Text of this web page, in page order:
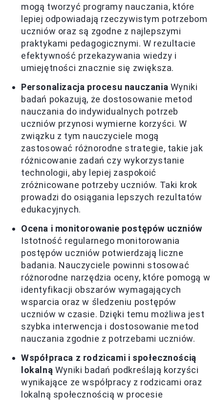
mogą tworzyć programy nauczania, które
lepiej odpowiadają rzeczywistym potrzebom
uczniów oraz są zgodne z najlepszymi
praktykami pedagogicznymi. W rezultacie
efektywność przekazywania wiedzy i
umiejętności znacznie się zwiększa.
Personalizacja procesu nauczania Wyniki
badań pokazują, że dostosowanie metod
nauczania do indywidualnych potrzeb
uczniów przynosi wymierne korzyści. W
związku z tym nauczyciele mogą
zastosować różnorodne strategie, takie jak
różnicowanie zadań czy wykorzystanie
technologii, aby lepiej zaspokoić
zróżnicowane potrzeby uczniów. Taki krok
prowadzi do osiągania lepszych rezultatów
edukacyjnych.
Ocena i monitorowanie postępów uczniów
Istotność regularnego monitorowania
postępów uczniów potwierdzają liczne
badania. Nauczyciele powinni stosować
różnorodne narzędzia oceny, które pomogą w
identyfikacji obszarów wymagających
wsparcia oraz w śledzeniu postępów
uczniów w czasie. Dzięki temu możliwa jest
szybka interwencja i dostosowanie metod
nauczania zgodnie z potrzebami uczniów.
Współpraca z rodzicami i społecznością
lokalną Wyniki badań podkreślają korzyści
wynikające ze współpracy z rodzicami oraz
lokalną społecznością w procesie